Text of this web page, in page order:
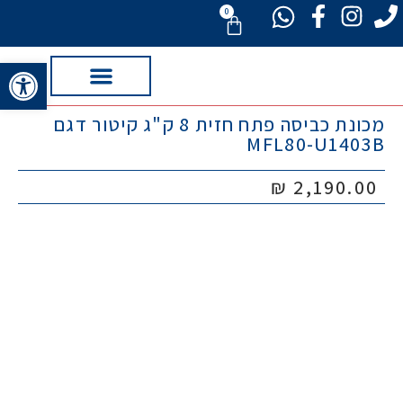
פתח
0
מכונת כביסה פתח חזית 8 ק"ג קיטור דגם
MFL80-U1403B
2,190.00
₪